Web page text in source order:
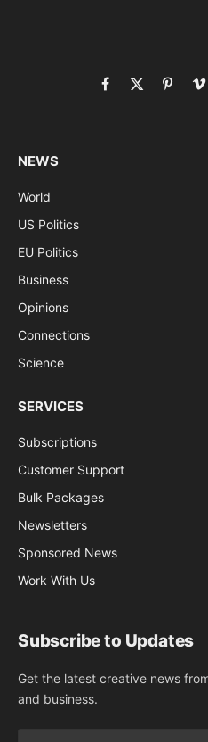
Facebook
X
NEWS
World
US Politics
EU Politics
Business
Opinions
Connections
Science
SERVICES
Subscriptions
Customer Support
Bulk Packages
Newsletters
Sponsored News
Work With Us
Subscribe to Updates
Get the latest creative news
and business.